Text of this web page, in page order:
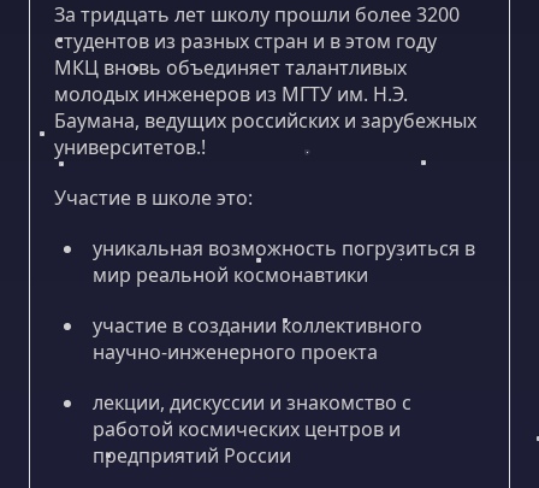
За тридцать лет школу прошли более 3200
студентов из разных стран и в этом году
МКЦ вновь объединяет талантливых
молодых инженеров из МГТУ им. Н.Э.
Баумана, ведущих российских и зарубежных
университетов.!
Участие в школе это:
уникальная возможность погрузиться в
мир реальной космонавтики
участие в создании коллективного
научно-инженерного проекта
лекции, дискуссии и знакомство с
работой космических центров и
предприятий России